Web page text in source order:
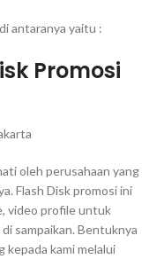
antaranya yaitu :
Promosi
oleh perusahaan yang
Flash Disk promosi ini
video profile untuk
sampaikan. Bentuknya
kepada kami melalui